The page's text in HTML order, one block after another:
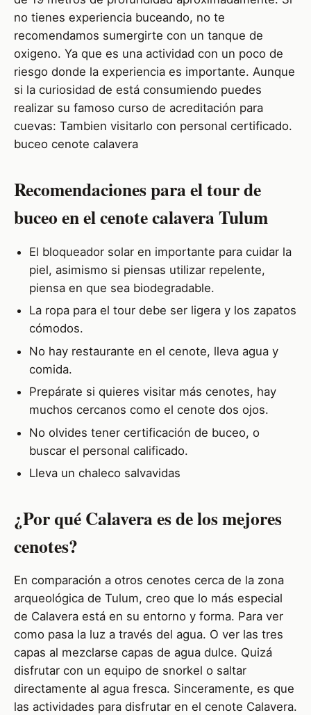
no tienes experiencia buceando, no te
recomendamos sumergirte con un tanque de
oxigeno. Ya que es una actividad con un poco de
riesgo donde la experiencia es importante. Aunque
si la curiosidad de está consumiendo puedes
realizar su famoso curso de acreditación para
cuevas: Tambien visitarlo con personal certificado.
buceo cenote calavera
Recomendaciones para el tour de
buceo en el cenote calavera Tulum
El bloqueador solar en importante para cuidar la
piel, asimismo si piensas utilizar repelente,
piensa en que sea biodegradable.
La ropa para el tour debe ser ligera y los zapatos
cómodos.
No hay restaurante en el cenote, lleva agua y
comida.
Prepárate si quieres visitar más cenotes, hay
muchos cercanos como el cenote dos ojos.
No olvides tener certificación de buceo, o
buscar el personal calificado.
Lleva un chaleco salvavidas
¿Por qué Calavera es de los mejores
cenotes?
En comparación a otros cenotes cerca de la zona
arqueológica de Tulum, creo que lo más especial
de Calavera está en su entorno y forma. Para ver
como pasa la luz a través del agua. O ver las tres
capas al mezclarse capas de agua dulce. Quizá
disfrutar con un equipo de snorkel o saltar
directamente al agua fresca. Sinceramente, es que
las actividades para disfrutar en el cenote Calavera.